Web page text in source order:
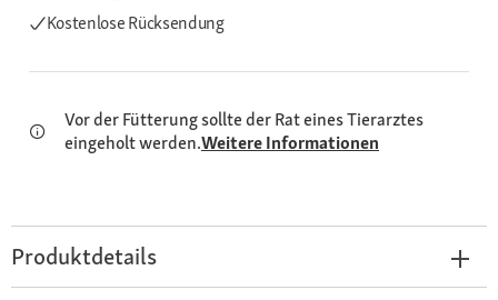
Kostenlose Rücksendung
Vor der Fütterung sollte der Rat eines Tierarztes
eingeholt werden.Weitere Informationen
Produktdetails